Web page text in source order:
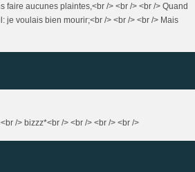
faire aucunes plaintes,<br /> <br /> <br /> Quand
je voulais bien mourir;<br /> <br /> <br /> Mais
/> bizzz*<br /> <br /> <br /> <br />